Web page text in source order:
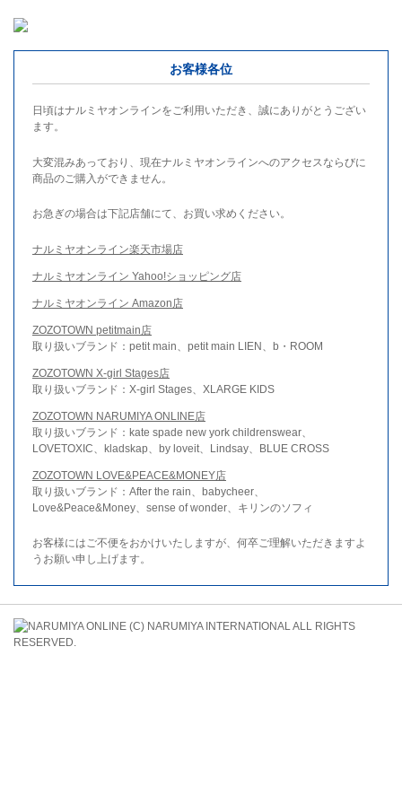
お客様各位
日頃はナルミヤオンラインをご利用いただき、誠にありがとうござい
ます。
大変混みあっており、現在ナルミヤオンラインへのアクセスならびに
商品のご購入ができません。
お急ぎの場合は下記店舗にて、お買い求めください。
ナルミヤオンライン楽天市場店
ナルミヤオンライン Yahoo!ショッピング店
ナルミヤオンライン Amazon店
ZOZOTOWN petitmain店
取り扱いブランド：petit main、petit main LIEN、b・ROOM
ZOZOTOWN X-girl Stages店
取り扱いブランド：X-girl Stages、XLARGE KIDS
ZOZOTOWN NARUMIYA ONLINE店
取り扱いブランド：kate spade new york childrenswear、
LOVETOXIC、kladskap、by loveit、Lindsay、BLUE CROSS
ZOZOTOWN LOVE&PEACE&MONEY店
取り扱いブランド：After the rain、babycheer、
Love&Peace&Money、sense of wonder、キリンのソフィ
お客様にはご不便をおかけいたしますが、何卒ご理解いただきますよ
うお願い申し上げます。